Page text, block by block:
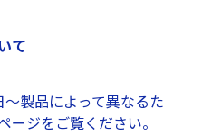
て
製品によって異なるた
ージをご覧ください。